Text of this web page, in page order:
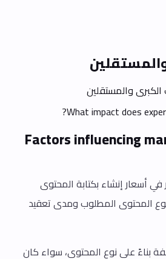
والمستقلين
What impact does
Factors influencing
في أسعار إنشاء بكتابة المحتوى
المحتوى المطلوب ومدى تعقيد
بناءً على نوع المحتوى، سواء كان